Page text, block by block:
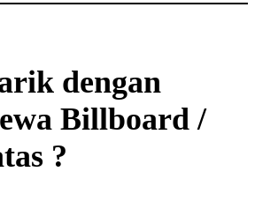
dengan
Billboard /
?